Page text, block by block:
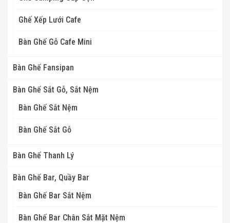
Ghế Xếp Lưới Cafe
Bàn Ghế Gỗ Cafe Mini
Bàn Ghế Fansipan
Bàn Ghế Sắt Gỗ, Sắt Nệm
Bàn Ghế Sắt Nệm
Bàn Ghế Sắt Gỗ
Bàn Ghế Thanh Lý
Bàn Ghế Bar, Quầy Bar
Bàn Ghế Bar Sắt Nệm
Bàn Ghế Bar Chân Sắt Mặt Nệm